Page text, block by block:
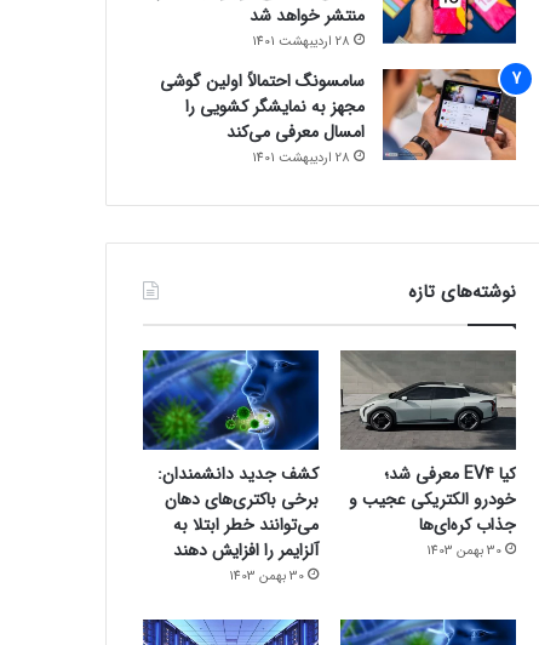
منتشر خواهد شد
28 اردیبهشت 1401
سامسونگ احتمالاً اولین گوشی
مجهز به نمایشگر کشویی را
امسال معرفی می‌کند
28 اردیبهشت 1401
نوشته‌های تازه
کیا EV4 معرفی شد؛
خودرو الکتریکی عجیب و
جذاب کره‌ای‌ها
30 بهمن 1403
کشف جدید دانشمندان:
برخی باکتری‌های دهان
می‌توانند خطر ابتلا به
آلزایمر را افزایش دهند
30 بهمن 1403